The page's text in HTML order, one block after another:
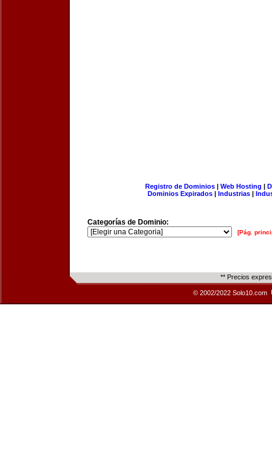
Registro de Dominios| Web Hosting |
Dominios Expirados | Industrias |
Categorías de Dominio:
[Pág.
** Precios
© 2002/2022 Solo10.com